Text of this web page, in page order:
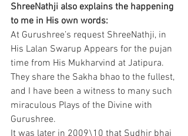
ShreeNathji also explains the happening
to me in His own words:
At Gurushree’s request ShreeNathji, in
His Lalan Swarup Appears for the pujan
time from His Mukharvind at Jatipura.
They share the Sakha bhao to the fullest,
and I have been a witness to many such
miraculous Plays of the Divine with
Gurushree.